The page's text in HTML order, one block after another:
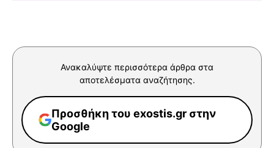
Ανακαλύψτε περισσότερα άρθρα στα
αποτελέσματα αναζήτησης.
Προσθήκη του exostis.gr στην
Google